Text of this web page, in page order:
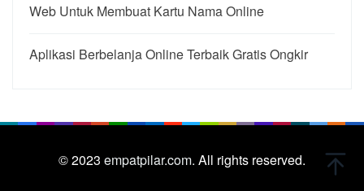
Web Untuk Membuat Kartu Nama Online
Aplikasi Berbelanja Online Terbaik Gratis Ongkir
© 2023 empatpilar.com. All rights reserved.